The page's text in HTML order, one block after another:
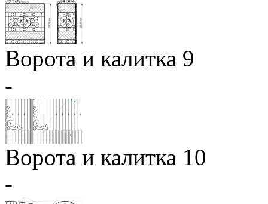
Ворота и калитка 9
-
Ворота и калитка 10
-